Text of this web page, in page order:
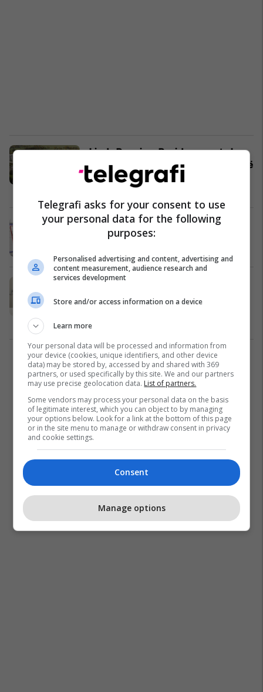
Linda Premium Residence – aty ku
rehatia dhe siguria janë bashkuar në
një vend
08/01/2021
Kompleksi qeveritar në Prishtinën e
re, ka nisur ndërtimi i 4 ndërtesave
Haradinaj – Ahmeti nënshkruajnë
Memorandum Bashkëpunimi për
Kosovë
1
Telegrafi asks for your consent to use
your personal data for the following
purposes:
Personalised advertising and content, advertising and
content measurement, audience research and
services development
Store and/or access information on a device
Learn more
Your personal data will be processed and information from
your device (cookies, unique identifiers, and other device
data) may be stored by, accessed by and shared with 369
partners, or used specifically by this site. We and our partners
may use precise geolocation data. List of partners.
Some vendors may process your personal data on the basis
of legitimate interest, which you can object to by managing
your options below. Look for a link at the bottom of this page
or in the site menu to manage or withdraw consent in privacy
and cookie settings.
Consent
Manage options